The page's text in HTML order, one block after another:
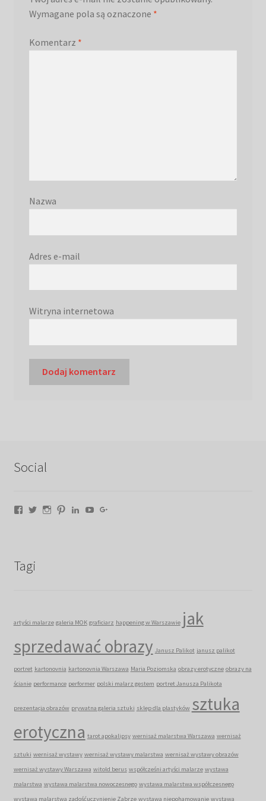
Wymagane pola są oznaczone *
Komentarz *
Nazwa
Adres e-mail
Witryna internetowa
Social
Facebook
TwitterInstagram
PinterestLinkedIn
YouTube
Tagi
artyści malarze galeria MOK graficiarz happening w Warszawie jak
sprzedawać obrazy Janusz Palikot janusz palikot
portret kartonovnia kartonovnia Warszawa Maria Poziomska obrazy erotyczne obrazy na
ścianie performance performer polski malarz gestem portret Janusza Palikota
prezentacja obrazów prywatna galeria sztuki sklep dla plastyków sztuka
erotyczna tarot apokalipsy wernisaż malarstwa Warszawa wernisaż
sztuki wernisaż wystawy wernisaż wystawy malarstwa wernisaż wystawy obrazów
wernisaż wystawy Warszawa witold berus współcześni artyści malarze wystawa
malarstwa wystawa malarstwa nowoczesnego wystawa malarstwa współczesnego
wystawa malarstwa zadośćuczynienie Zabrze wystawa niepohamowanie wystawa